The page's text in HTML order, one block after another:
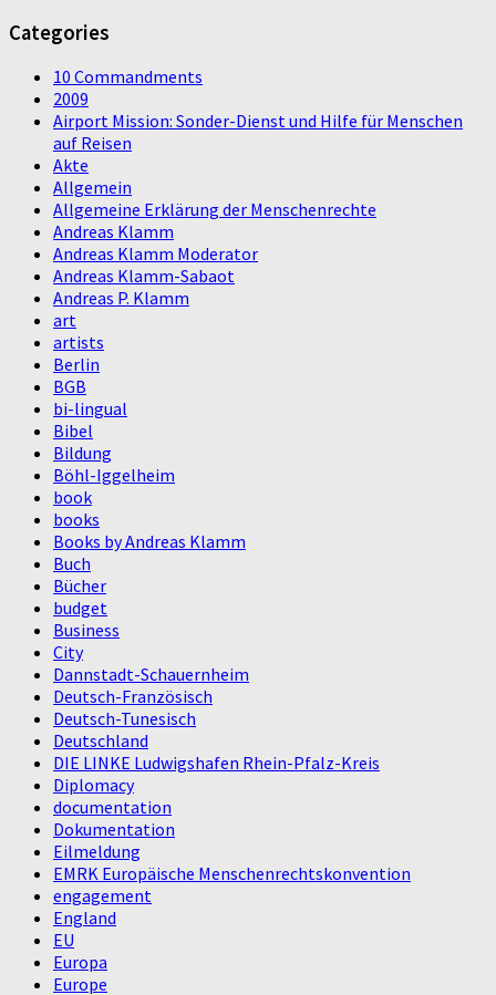
Categories
10 Commandments
2009
Airport Mission: Sonder-Dienst und Hilfe für Menschen
auf Reisen
Akte
Allgemein
Allgemeine Erklärung der Menschenrechte
Andreas Klamm
Andreas Klamm Moderator
Andreas Klamm-Sabaot
Andreas P. Klamm
art
artists
Berlin
BGB
bi-lingual
Bibel
Bildung
Böhl-Iggelheim
book
books
Books by Andreas Klamm
Buch
Bücher
budget
Business
City
Dannstadt-Schauernheim
Deutsch-Französisch
Deutsch-Tunesisch
Deutschland
DIE LINKE Ludwigshafen Rhein-Pfalz-Kreis
Diplomacy
documentation
Dokumentation
Eilmeldung
EMRK Europäische Menschenrechtskonvention
engagement
England
EU
Europa
Europe